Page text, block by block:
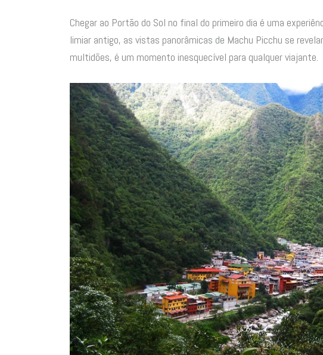
Chegar ao Portão do Sol no final do primeiro dia é uma
limiar antigo, as vistas panorâmicas de Machu Picchu se
multidões, é um momento inesquecível para qualquer viajante.